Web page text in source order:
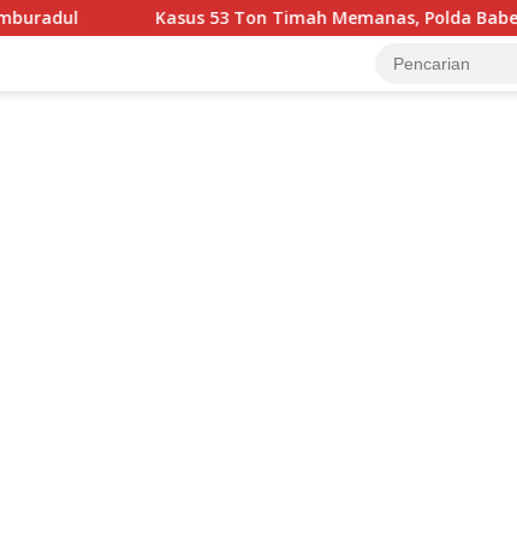
Kasus 53 Ton Timah Memanas, Polda Babel Buka Suara